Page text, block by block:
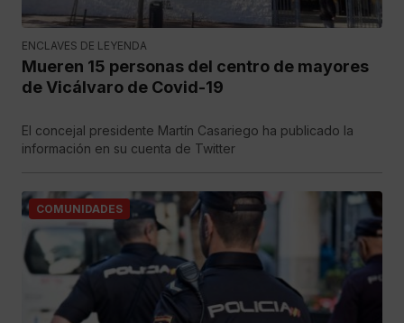
ENCLAVES DE LEYENDA
Mueren 15 personas del centro de mayores
de Vicálvaro de Covid-19
El concejal presidente Martín Casariego ha publicado la
información en su cuenta de Twitter
COMUNIDADES